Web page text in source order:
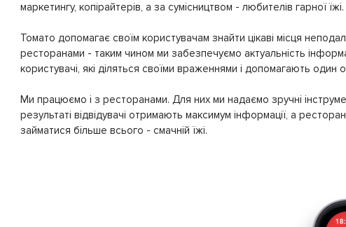
маркетингу, копірайтерів, а за сумісництвом - любителів гарної
Томато допомагає своїм користувачам знайти цікаві місця
ресторанами - таким чином ми забезпечуємо актуальність
користувачі, які діляться своїми враженнями і допомагають один
Ми працюємо і з ресторанами. Для них ми надаємо зручні
результаті відвідувачі отримають максимум інформації, а
займатися більше всього - смачній їжі.